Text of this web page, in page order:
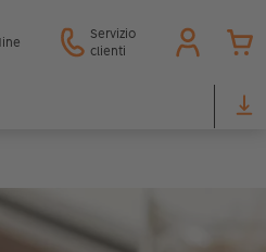
Servizio
clienti